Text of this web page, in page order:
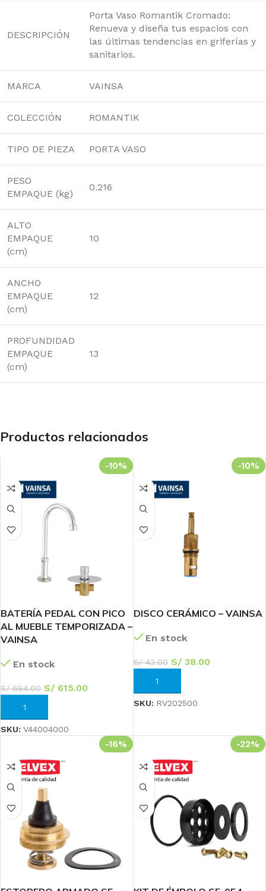
DESCRIPCIÓN
Porta Vaso Romantik Cromado:
Renueva y diseña tus espacios con
las últimas tendencias en griferías y
sanitarios.
MARCA VAINSA
COLECCIÓN ROMANTIK
TIPO DE PIEZA PORTA VASO
PESO
EMPAQUE (kg)
0.216
ALTO
EMPAQUE
(cm)
10
ANCHO
EMPAQUE
(cm)
12
PROFUNDIDAD
EMPAQUE
(cm)
13
Productos relacionados
-10%
BATERÍA PEDAL CON PICO
AL MUEBLE TEMPORIZADA –
VAINSA
En stock
S/684.00 S/ 615.00
AÑADIR AL CARRITO
SKU: V44004000
-10%
DISCO CERÁMICO – VAINSA
En stock
S/42.00 S/38.00
AÑADIR AL CARRITO
SKU: RV202500
-16% -22%